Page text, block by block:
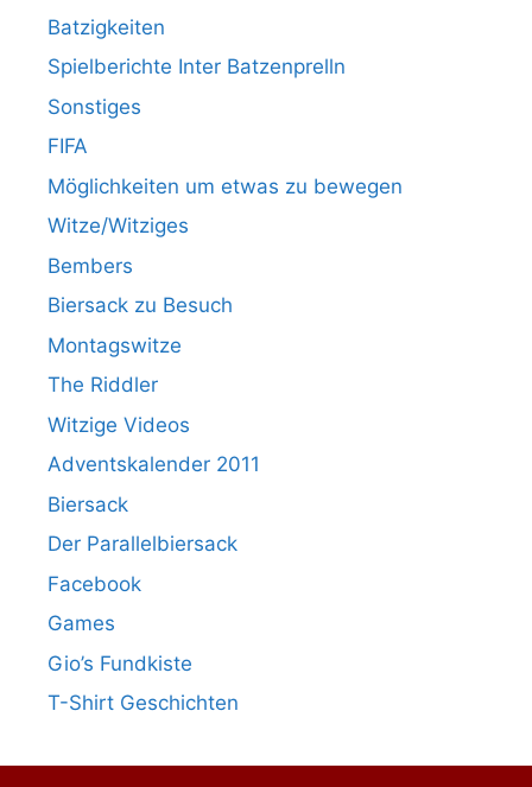
Batzigkeiten
Spielberichte Inter Batzenprelln
Sonstiges
FIFA
Möglichkeiten um etwas zu bewegen
Witze/Witziges
Bembers
Biersack zu Besuch
Montagswitze
The Riddler
Witzige Videos
Adventskalender 2011
Biersack
Der Parallelbiersack
Facebook
Games
Gio’s Fundkiste
T-Shirt Geschichten